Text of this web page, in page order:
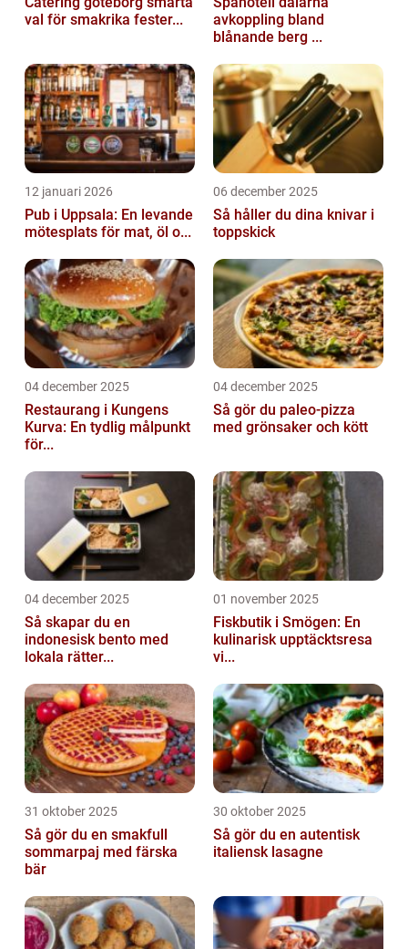
val för smakrika fester...
avkoppling bland
blånande berg ...
12 januari 2026
Pub i Uppsala: En levande
mötesplats för mat, öl o...
06 december 2025
Så håller du dina knivar i
toppskick
04 december 2025
Restaurang i Kungens
Kurva: En tydlig målpunkt
för...
04 december 2025
Så gör du paleo-pizza
med grönsaker och kött
04 december 2025
Så skapar du en
indonesisk bento med
lokala rätter...
01 november 2025
Fiskbutik i Smögen: En
kulinarisk upptäcktsresa
vi...
31 oktober 2025
Så gör du en smakfull
sommarpaj med färska
bär
30 oktober 2025
Så gör du en autentisk
italiensk lasagne